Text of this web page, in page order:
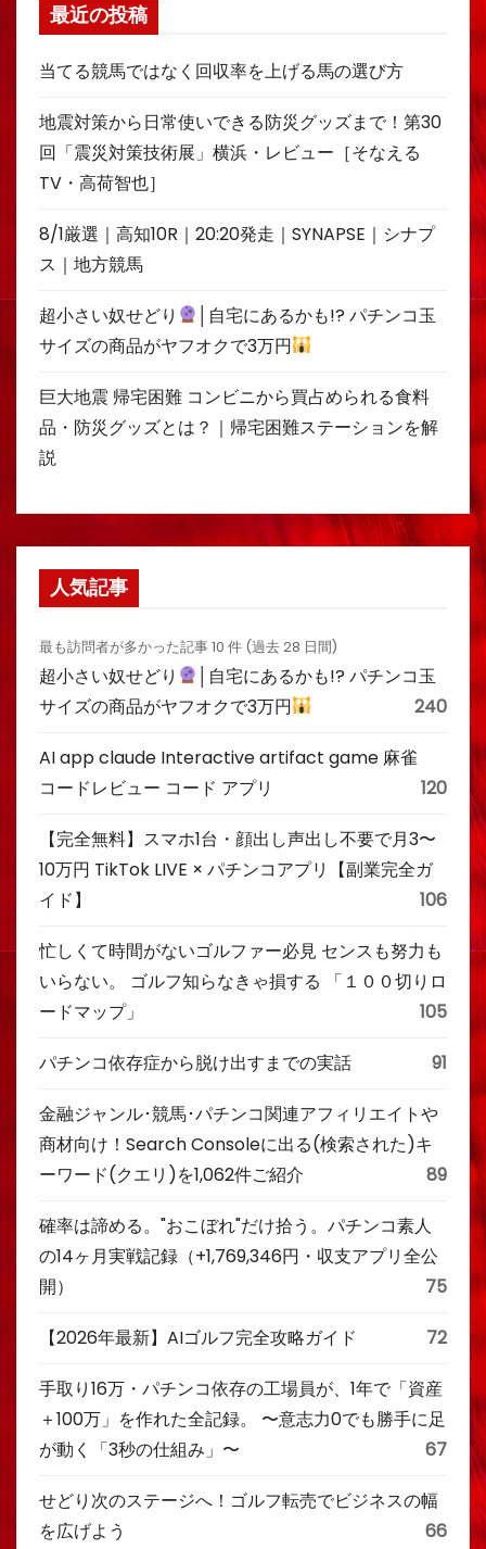
最近の投稿
当てる競馬ではなく回収率を上げる馬の選び方
地震対策から日常使いできる防災グッズまで！第30
回「震災対策技術展」横浜・レビュー［そなえる
TV・高荷智也］
8/1厳選｜高知10R｜20:20発走｜SYNAPSE｜シナプ
ス｜地方競馬
超小さい奴せどり
│自宅にあるかも!? パチンコ玉
サイズの商品がヤフオクで3万円
巨大地震 帰宅困難 コンビニから買占められる食料
品・防災グッズとは？｜帰宅困難ステーションを解
説
人気記事
最も訪問者が多かった記事 10 件 (過去 28 日間)
超小さい奴せどり
│自宅にあるかも!? パチンコ玉
サイズの商品がヤフオクで3万円
240
AI app claude Interactive artifact game 麻雀
コードレビュー コード アプリ
120
【完全無料】スマホ1台・顔出し声出し不要で月3〜
10万円 TikTok LIVE × パチンコアプリ【副業完全ガ
イド】
106
忙しくて時間がないゴルファー必見 センスも努力も
いらない。 ゴルフ知らなきゃ損する 「１００切りロ
ードマップ」
105
パチンコ依存症から脱け出すまでの実話 91
金融ジャンル･競馬･パチンコ関連アフィリエイトや
商材向け！Search Consoleに出る(検索された)キ
ーワード(クエリ)を1,062件ご紹介
89
確率は諦める。"おこぼれ"だけ拾う。パチンコ素人
の14ヶ月実戦記録（+1,769,346円・収支アプリ全公
開）
75
【2026年最新】AIゴルフ完全攻略ガイド 72
手取り16万・パチンコ依存の工場員が、1年で「資産
＋100万」を作れた全記録。 〜意志力0でも勝手に足
が動く「3秒の仕組み」〜
67
せどり次のステージへ！ゴルフ転売でビジネスの幅
を広げよう
66